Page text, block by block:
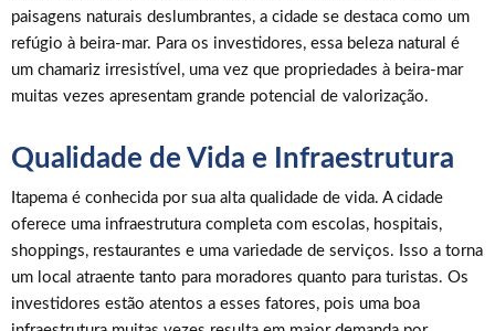
paisagens naturais deslumbrantes, a cidade se destaca como um
refúgio à beira-mar. Para os investidores, essa beleza natural é
um chamariz irresistível, uma vez que propriedades à beira-mar
muitas vezes apresentam grande potencial de valorização.
Qualidade de Vida e Infraestrutura
Itapema é conhecida por sua alta qualidade de vida. A cidade
oferece uma infraestrutura completa com escolas, hospitais,
shoppings, restaurantes e uma variedade de serviços. Isso a torna
um local atraente tanto para moradores quanto para turistas. Os
investidores estão atentos a esses fatores, pois uma boa